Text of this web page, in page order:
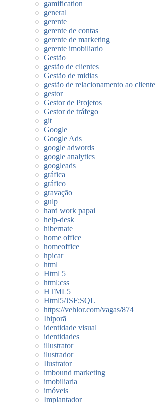
gamification
general
gerente
gerente de contas
gerente de marketing
gerente imobiliario
Gestão
gestão de clientes
Gestão de midias
gestão de relacionamento ao cliente
gestor
Gestor de Projetos
Gestor de tráfego
git
Google
Google Ads
google adwords
google analytics
googleads
gráfica
gráfico
gravação
gulp
hard work papai
help-desk
hibernate
home office
homeoffice
hpicar
html
Html 5
html;css
HTML5
Html5/JSF;SQL
https://vehlor.com/vagas/874
Ibiporã
identidade visual
identidades
illustrator
ilustrador
Ilustrator
imbound marketing
imobiliaria
imóveis
Implantador